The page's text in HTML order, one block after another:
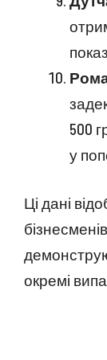
500
у
Ці дані
окремі